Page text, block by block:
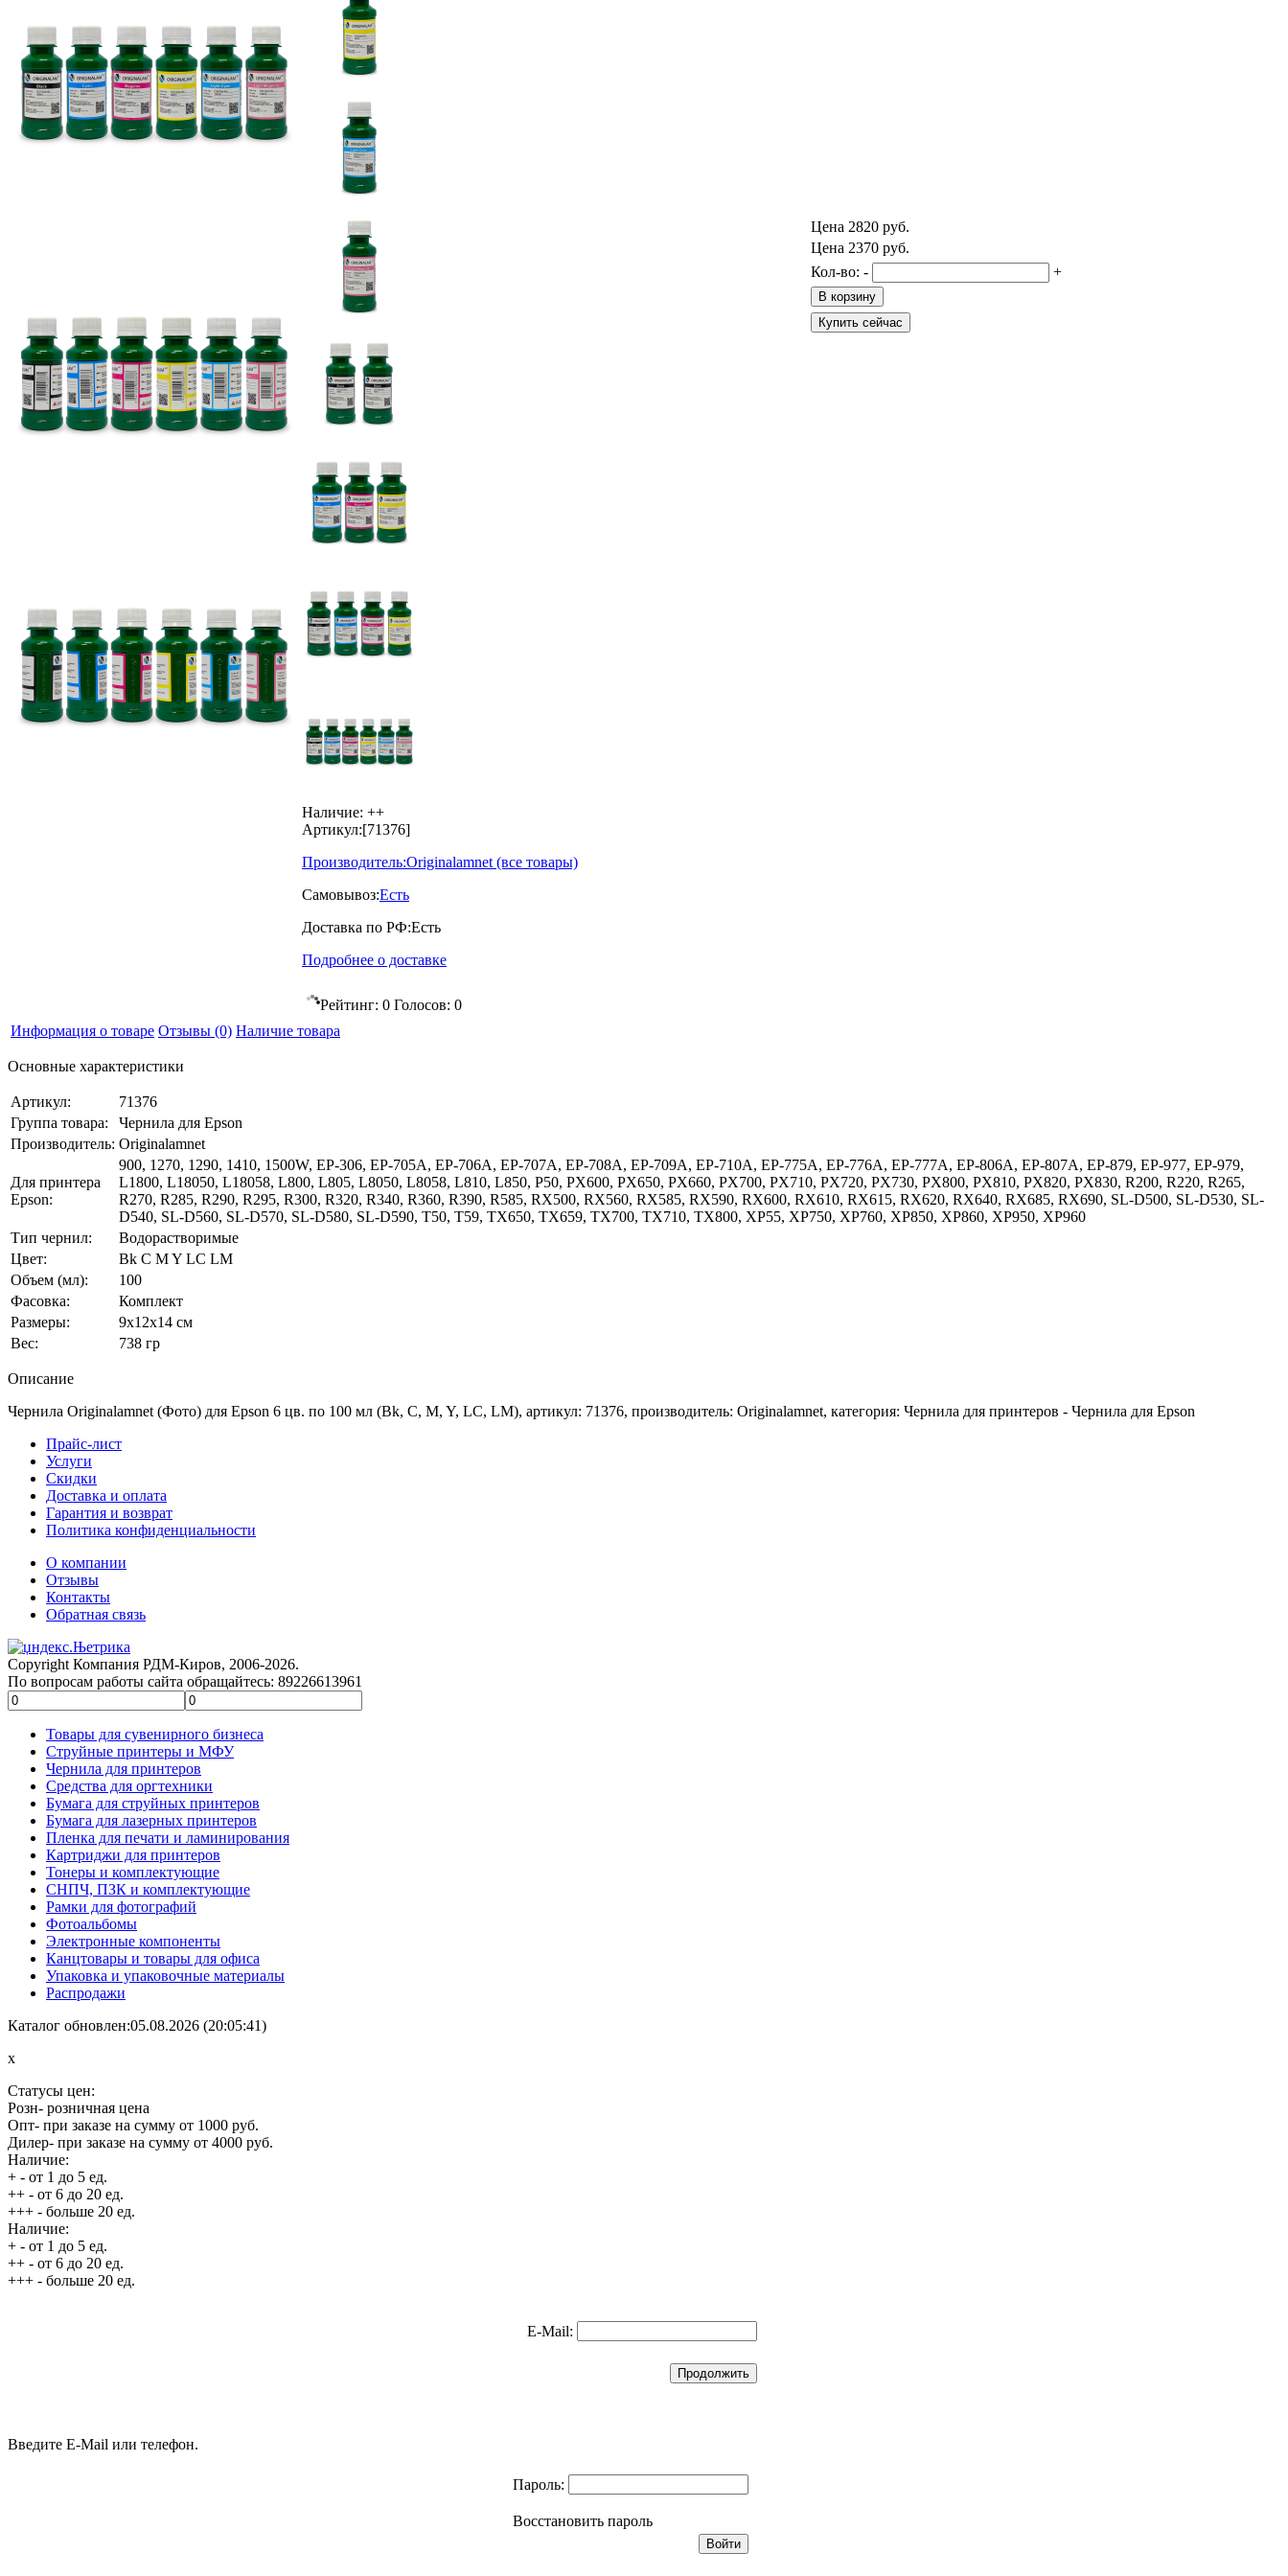
Наличие: ++
Артикул:[71376]
Производитель:Originalamnet (все товары)
Самовывоз:Есть
Доставка по РФ:Есть
Подробнее о доставке
Цена 2820 руб.
Цена 2370 руб.
Кол-во: - +
Рейтинг: 0 Голосов: 0
Информация о товаре Отзывы (0) Наличие товара
Основные характеристики
Артикул:
71376
Группа товара:
Чернила для Epson
Производитель: Originalamnet
Для принтера
Epson:
900, 1270, 1290, 1410, 1500W, EP-306, EP-705A, EP-706A, EP-707A, EP-708A, EP-709A, EP-710A, EP-775A, EP-776A, EP-777A, EP-806A, EP-807A, EP-879, EP-977, EP-979,
L1800, L18050, L18058, L800, L805, L8050, L8058, L810, L850, P50, PX600, PX650, PX660, PX700, PX710, PX720, PX730, PX800, PX810, PX820, PX830, R200, R220, R265,
R270, R285, R290, R295, R300, R320, R340, R360, R390, R585, RX500, RX560, RX585, RX590, RX600, RX610, RX615, RX620, RX640, RX685, RX690, SL-D500, SL-D530, SL-
D540, SL-D560, SL-D570, SL-D580, SL-D590, T50, T59, TX650, TX659, TX700, TX710, TX800, XP55, XP750, XP760, XP850, XP860, XP950, XP960
Тип чернил:
Водорастворимые
Цвет:
Bk C M Y LC LM
Объем (мл):
100
Фасовка:
Комплект
Размеры:
9x12x14 см
Вес:
738 гр
Описание
Чернила Originalamnet (Фото) для Epson 6 цв. по 100 мл (Bk, C, M, Y, LC, LM), артикул: 71376, производитель: Originalamnet, категория: Чернила для принтеров - Чернила для Epson
Прайс-лист
Услуги
Скидки
Доставка и оплата
Гарантия и возврат
Политика конфиденциальности
О компании
Отзывы
Контакты
Обратная связь
Copyright Компания РДМ-Киров, 2006-2026.
По вопросам работы сайта обращайтесь: 89226613961
Товары для сувенирного бизнеса
Струйные принтеры и МФУ
Чернила для принтеров
Средства для оргтехники
Бумага для струйных принтеров
Бумага для лазерных принтеров
Пленка для печати и ламинирования
Картриджи для принтеров
Тонеры и комплектующие
СНПЧ, ПЗК и комплектующие
Рамки для фотографий
Фотоальбомы
Электронные компоненты
Канцтовары и товары для офиса
Упаковка и упаковочные материалы
Распродажи
Каталог обновлен:05.08.2026 (20:05:41)
x
Статусы цен:
Розн- розничная цена
Опт- при заказе на сумму от 1000 руб.
Дилер- при заказе на сумму от 4000 руб.
Наличие:
+ - от 1 до 5 ед.
++ - от 6 до 20 ед.
+++ - больше 20 ед.
Наличие:
+ - от 1 до 5 ед.
++ - от 6 до 20 ед.
+++ - больше 20 ед.
E-Mail:
Введите E-Mail или телефон.
Пароль:
Восстановить пароль